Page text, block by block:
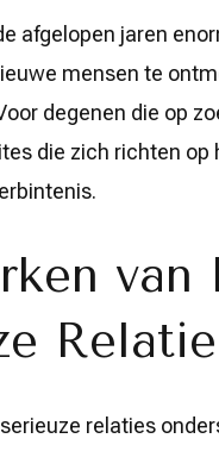
afgelopen jaren
mensen te
degenen die op
die zich richten
Relatie
relaties